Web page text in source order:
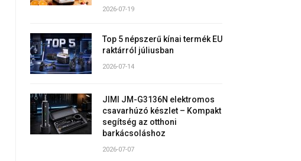
2026-07-19
Top 5 népszerű kínai termék EU
raktárról júliusban
2026-07-14
JIMI JM-G3136N elektromos
csavarhúzó készlet – Kompakt
segítség az otthoni
barkácsoláshoz
2026-07-07